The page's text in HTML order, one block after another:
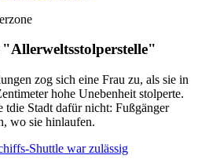
zog sich eine Frau zu, als sie in
hohe Unebenheit stolperte.
Stadt dafür nicht: Fußgänger
wo sie hinlaufen.
Shuttle war zulässig